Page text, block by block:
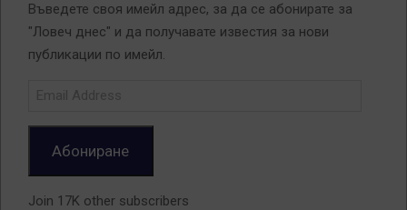
Въведете своя имейл адрес, за да се абонирате за
"Ловеч днес" и да получавате известия за нови
публикации по имейл.
Абониране
Join 17K other subscribers